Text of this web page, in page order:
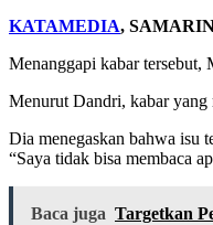
KATAMEDIA,
Menanggapi kabar tersebut,
Menurut Dandri, kabar yang
Dia menegaskan bahwa isu
“Saya tidak bisa membaca
Baca juga Targetkan